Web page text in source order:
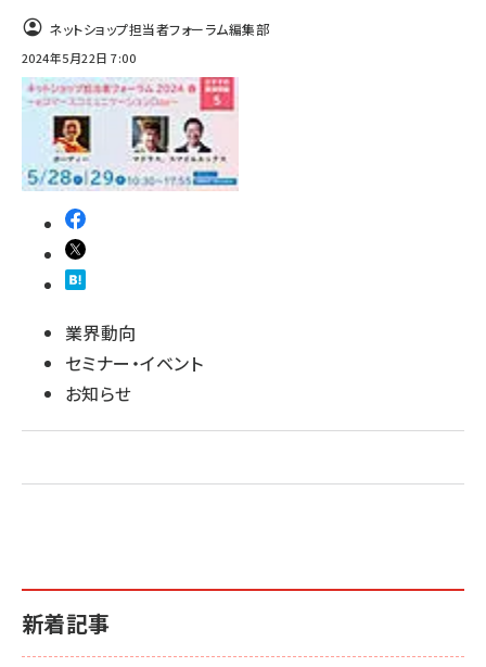
base (1084)
ビィ・フォアード (784)
revico (745)
ネットショップ担当者フォーラム編集部
2024年5月22日 7:00
業界動向
セミナー・イベント
お知らせ
新着記事